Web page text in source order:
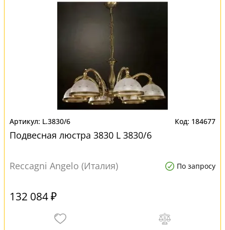
L.3830/6 184677
Подвесная люстра 3830 L 3830/6
Reccagni Angelo (Италия) По запросу
132 084 ₽